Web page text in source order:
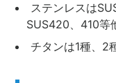
ステンレスは
SUS420、410等
チタンは1種、2